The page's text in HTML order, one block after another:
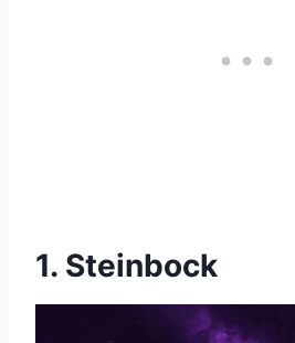
1. Steinbock